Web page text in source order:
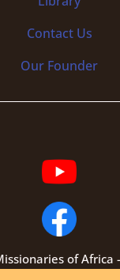
Contact Us
Our Founder
of Africa